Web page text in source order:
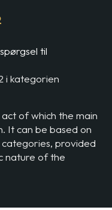
til
i kategorien
of which the main
It can be based on
provided
nature of the